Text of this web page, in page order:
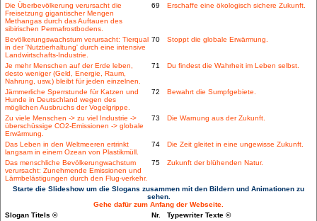
Die Überbevölkerung verursacht die
Freisetzung gigantischer Mengen
Methangas durch das Auftauen des
sibirischen Permafrostbodens.
69 Erschaffe eine ökologisch sichere Zukunft.
Bevölkerungswachstum verursacht: Tierqual
in der 'Nutztierhaltung' durch eine intensive
Landwirtschafts-Industrie.
70 Stoppt die globale Erwärmung.
Je mehr Menschen auf der Erde leben,
desto weniger (Geld, Energie, Raum,
Nahrung, usw.) bleibt für jeden einzelnen.
71 Du findest die Wahrheit im Leben selbst.
Jämmerliche Sperrstunde für Katzen und
Hunde in Deutschland wegen des
möglichen Ausbruchs der Vogelgrippe.
72 Bewahrt die Sumpfgebiete.
Zu viele Menschen -> zu viel Industrie ->
überschüssige CO2-Emissionen -> globale
Erwärmung.
73 Die Warnung aus der Zukunft.
Das Leben in den Weltmeeren ertrinkt
langsam in einem Ozean von Plastikmüll.
74 Die Zeit gleitet in eine ungewisse Zukunft.
Das menschliche Bevölkerungwachstum
verursacht: Zunehmende Emissionen und
Lärmbelästigungen durch den Flug-verkehr.
75 Zukunft der blühenden Natur.
Starte die Slideshow um die Slogans zusammen mit den Bildern und Animationen zu
sehen.
Gehe dafür zum Anfang der Webseite.
Slogan Titels ©
Nr.
Typewriter Texte ©